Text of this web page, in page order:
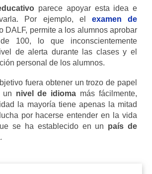
parece apoyar esta idea e
Por ejemplo, el examen de
DALF, permite a los alumnos aprobar
100, lo que inconscientemente
de alerta durante las clases y el
personal de los alumnos.
fuera obtener un trozo de papel
un nivel de idioma más fácilmente,
la mayoría tiene apenas la mitad
por hacerse entender en la vida
se ha establecido en un país de
.